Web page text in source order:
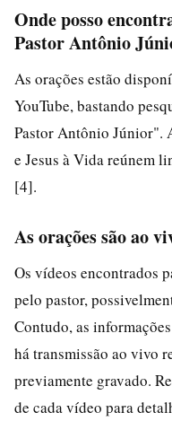
Onde posso
Pastor Antônio
As orações estão
YouTube, bastando
Pastor Antônio Júnior".
e Jesus à Vida reúnem
[4].
As orações são ao
Os vídeos encontrados
pelo pastor,
Contudo, as
há transmissão ao vivo
previamente gravado.
de cada vídeo para